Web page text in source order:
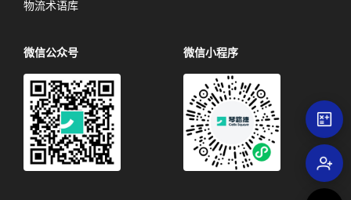
物流术语库
微信公众号 微信小程序